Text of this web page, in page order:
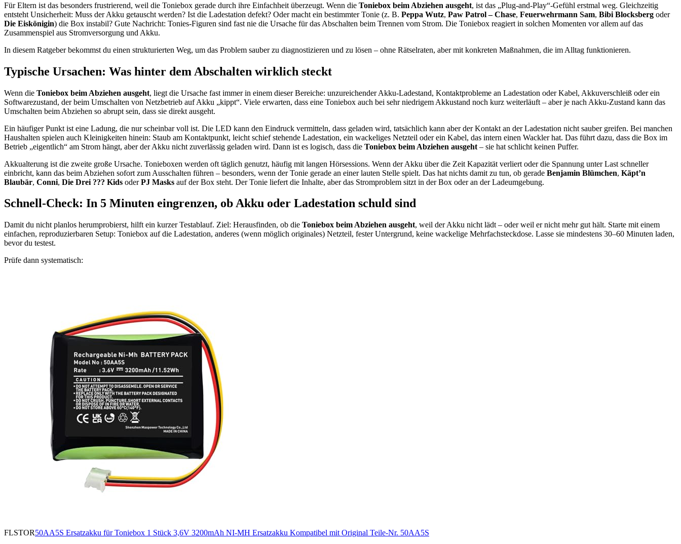
Für Eltern ist das besonders frustrierend, weil die Toniebox gerade durch ihre Einfachheit überzeugt. Wenn die Toniebox beim Abziehen ausgeht, ist das „Plug-and-Play“-Gefühl erstmal weg. Gleichzeitig
entsteht Unsicherheit: Muss der Akku getauscht werden? Ist die Ladestation defekt? Oder macht ein bestimmter Tonie (z. B. Peppa Wutz, Paw Patrol – Chase, Feuerwehrmann Sam, Bibi Blocksberg oder
Die Eiskönigin) die Box instabil? Gute Nachricht: Tonies-Figuren sind fast nie die Ursache für das Abschalten beim Trennen vom Strom. Die Toniebox reagiert in solchen Momenten vor allem auf das
Zusammenspiel aus Stromversorgung und Akku.
In diesem Ratgeber bekommst du einen strukturierten Weg, um das Problem sauber zu diagnostizieren und zu lösen – ohne Rätselraten, aber mit konkreten Maßnahmen, die im Alltag funktionieren.
Typische Ursachen: Was hinter dem Abschalten wirklich steckt
Wenn die Toniebox beim Abziehen ausgeht, liegt die Ursache fast immer in einem dieser Bereiche: unzureichender Akku-Ladestand, Kontaktprobleme an Ladestation oder Kabel, Akkuverschleiß oder ein
Softwarezustand, der beim Umschalten von Netzbetrieb auf Akku „kippt“. Viele erwarten, dass eine Toniebox auch bei sehr niedrigem Akkustand noch kurz weiterläuft – aber je nach Akku-Zustand kann das
Umschalten beim Abziehen so abrupt sein, dass sie direkt ausgeht.
Ein häufiger Punkt ist eine Ladung, die nur scheinbar voll ist. Die LED kann den Eindruck vermitteln, dass geladen wird, tatsächlich kann aber der Kontakt an der Ladestation nicht sauber greifen. Bei manchen
Haushalten spielen auch Kleinigkeiten hinein: Staub am Kontaktpunkt, leicht schief stehende Ladestation, ein wackeliges Netzteil oder ein Kabel, das intern einen Wackler hat. Das führt dazu, dass die Box im
Betrieb „eigentlich“ am Strom hängt, aber der Akku nicht zuverlässig geladen wird. Dann ist es logisch, dass die Toniebox beim Abziehen ausgeht – sie hat schlicht keinen Puffer.
Akkualterung ist die zweite große Ursache. Tonieboxen werden oft täglich genutzt, häufig mit langen Hörsessions. Wenn der Akku über die Zeit Kapazität verliert oder die Spannung unter Last schneller
einbricht, kann das beim Abziehen sofort zum Ausschalten führen – besonders, wenn der Tonie gerade an einer lauten Stelle spielt. Das hat nichts damit zu tun, ob gerade Benjamin Blümchen, Käpt’n
Blaubär, Conni, Die Drei ??? Kids oderPJ Masks auf der Box steht. Der Tonie liefert die Inhalte, aber das Stromproblem sitzt in der Box oder an der Ladeumgebung.
Schnell-Check: In 5 Minuten eingrenzen, ob Akku oder Ladestation schuld sind
Damit du nicht planlos herumprobierst, hilft ein kurzer Testablauf. Ziel: Herausfinden, ob die Toniebox beim Abziehen ausgeht, weil der Akku nicht lädt – oder weil er nicht mehr gut hält. Starte mit einem
einfachen, reproduzierbaren Setup: Toniebox auf die Ladestation, anderes (wenn möglich originales) Netzteil, fester Untergrund, keine wackelige Mehrfachsteckdose. Lasse sie mindestens 30–60 Minuten laden,
bevor du testest.
Prüfe dann systematisch:
FLSTOR50AA5S Ersatzakku für Toniebox 1 Stück 3,6V 3200mAh NI-MH Ersatzakku Kompatibel mit Original Teile-Nr. 50AA5S